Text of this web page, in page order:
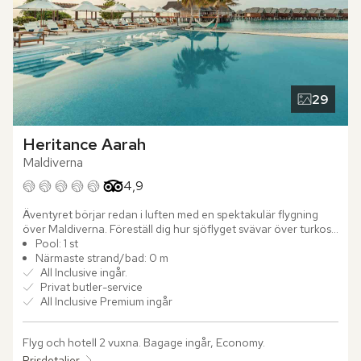
29
Heritance Aarah
Maldiverna
4,9
Betyg från Tripadvisor: 4.9 of 5
Äventyret börjar redan i luften med en spektakulär flygning
över Maldiverna. Föreställ dig hur sjöflyget svävar över turkosa
laguner och färgglada korallrev som skimrar under dig. När du
landar på Indiska oceanen möts du av Raa Atoll där det
exklusiva All Inclusive-hotellet Heritance Aarah väntar likt en
maldivisk dröm.
på din privata terrass där det kristallklara vattnet väntar precis
Pool: 1 st
Närmaste strand/bad: 0 m
All Inclusive ingår.
Privat butler-service
All Inclusive Premium ingår
Flyg och hotell 2 vuxna. Bagage ingår, Economy.